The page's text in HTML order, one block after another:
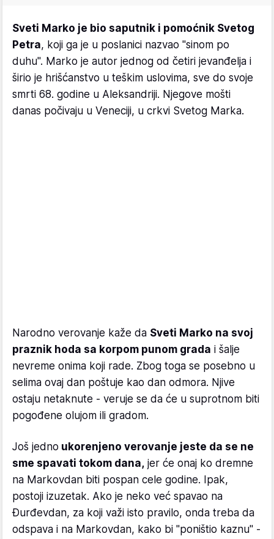
Sveti Marko je bio saputnik i pomoćnik Svetog
Petra, koji ga je u poslanici nazvao "sinom po
duhu". Marko je autor jednog od četiri jevanđelja i
širio je hrišćanstvo u teškim uslovima, sve do svoje
smrti 68. godine u Aleksandriji. Njegove mošti
danas počivaju u Veneciji, u crkvi Svetog Marka.
Narodno verovanje kaže da Sveti Marko na svoj
praznik hoda sa korpom punom grada i šalje
nevreme onima koji rade. Zbog toga se posebno u
selima ovaj dan poštuje kao dan odmora. Njive
ostaju netaknute - veruje se da će u suprotnom biti
pogođene olujom ili gradom.
Još jedno ukorenjeno verovanje jeste da se ne
sme spavati tokom dana, jer će onaj ko dremne
na Markovdan biti pospan cele godine. Ipak,
postoji izuzetak. Ako je neko već spavao na
Đurđevdan, za koji važi isto pravilo, onda treba da
odspava i na Markovdan, kako bi "poništio kaznu" -